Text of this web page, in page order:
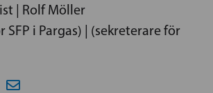
| Rolf Möller
i Pargas) | (sekreterare för